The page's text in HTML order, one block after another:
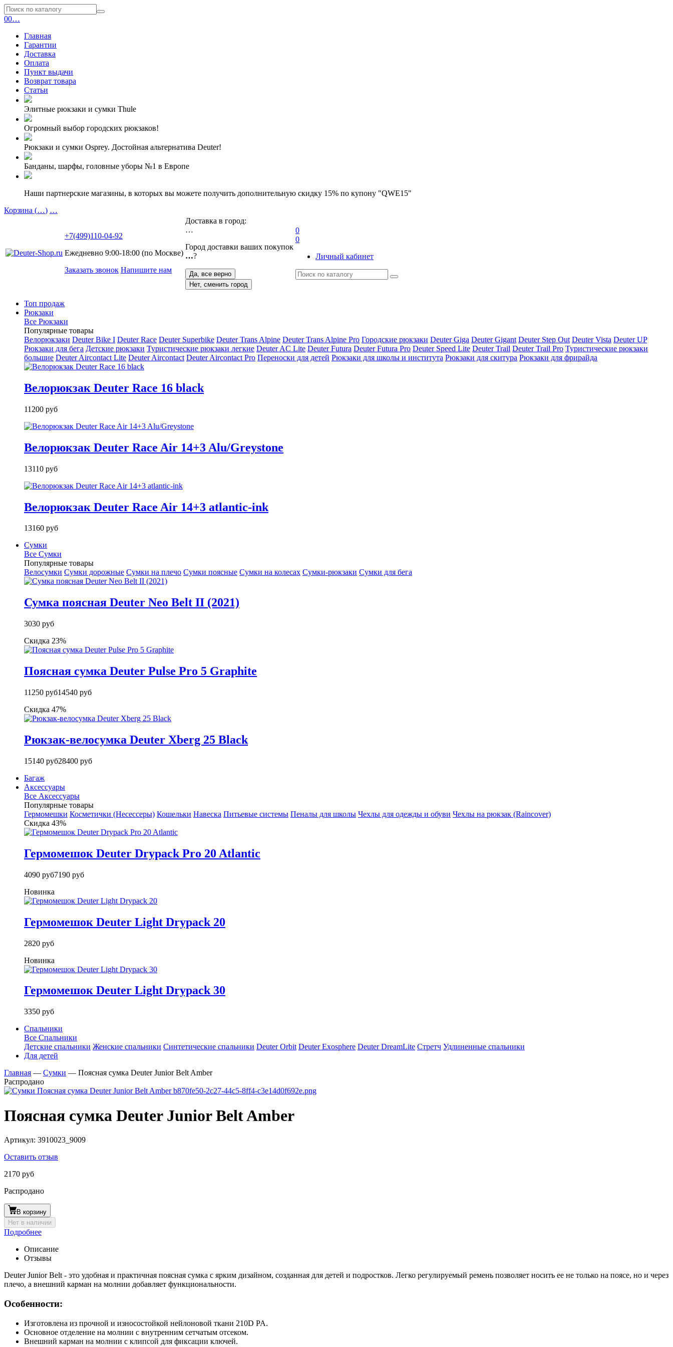
00…
Главная
Гарантии
Доставка
Оплата
Пункт выдачи
Возврат товара
Статьи
Элитные рюкзаки и сумки Thule
Огромный выбор городских рюкзаков!
Рюкзаки и сумки Osprey. Достойная альтернатива Deuter!
Банданы, шарфы, головные уборы №1 в Европе
Наши партнерские магазины, в которых вы можете получить дополнительную скидку 15% по купону "QWE15"
Корзина (…) …
+7(499)110-04-92
Ежедневно 9:00-18:00 (по Москве)
Заказать звонок Напишите нам
Доставка в город:
…
Город доставки ваших покупок
…?
Да, все верно
Нет, сменить город
0
0
Личный кабинет
Топ продаж
Рюкзаки
Все Рюкзаки
Популярные товары
Велорюкзаки Deuter Bike I Deuter Race Deuter Superbike Deuter Trans Alpine Deuter Trans Alpine Pro Городские рюкзаки Deuter Giga Deuter Gigant Deuter Step Out Deuter Vista Deuter UP
Рюкзаки для бега Детские рюкзаки Туристические рюкзаки легкие Deuter AС Lite Deuter Futura Deuter Futura Pro Deuter Speed Lite Deuter Trail Deuter Trail Pro Туристические рюкзаки
большие Deuter Aircontact Lite Deuter Aircontact Deuter Aircontact Pro Переноски для детей Рюкзаки для школы и института Рюкзаки для скитура Рюкзаки для фрирайда
Велорюкзак Deuter Race 16 black
11200 руб
Велорюкзак Deuter Race Air 14+3 Alu/Greystone
13110 руб
Велорюкзак Deuter Race Air 14+3 atlantic-ink
13160 руб
Сумки
Все Сумки
Популярные товары
Велосумки Сумки дорожные Сумки на плечо Сумки поясные Сумки на колесах Сумки-рюкзаки Сумки для бега
Сумка поясная Deuter Neo Belt II (2021)
3030 руб
Скидка 23%
Поясная сумка Deuter Pulse Pro 5 Graphite
11250 руб14540 руб
Скидка 47%
Рюкзак-велосумка Deuter Xberg 25 Black
15140 руб28400 руб
Багаж
Аксессуары
Все Аксессуары
Популярные товары
Гермомешки Косметички (Несессеры) Кошельки Навеска Питьевые системы Пеналы для школы Чехлы для одежды и обуви Чехлы на рюкзак (Raincover)
Скидка 43%
Гермомешок Deuter Drypack Pro 20 Atlantic
4090 руб7190 руб
Новинка
Гермомешок Deuter Light Drypack 20
2820 руб
Новинка
Гермомешок Deuter Light Drypack 30
3350 руб
Спальники
Все Спальники
Детские спальники Женские спальники Синтетические спальники Deuter Orbit Deuter Exosphere Deuter DreamLite Стретч Удлиненные спальники
Для детей
Главная — Сумки — Поясная сумка Deuter Junior Belt Amber
Распродано
Поясная сумка Deuter Junior Belt Amber
Артикул: 3910023_9009
Оставить отзыв
2170 руб
Распродано
В корзину
Нет в наличии
Подробнее
Описание
Отзывы
Deuter Junior Belt - это удобная и практичная поясная сумка с ярким дизайном, созданная для детей и подростков. Легко регулируемый ремень позволяет носить ее не только на поясе, но и через
плечо, а внешний карман на молнии добавляет функциональности.
Особенности:
Изготовлена из прочной и износостойкой нейлоновой ткани 210D PA.
Основное отделение на молнии с внутренним сетчатым отсеком.
Внешний карман на молнии с клипсой для фиксации ключей.